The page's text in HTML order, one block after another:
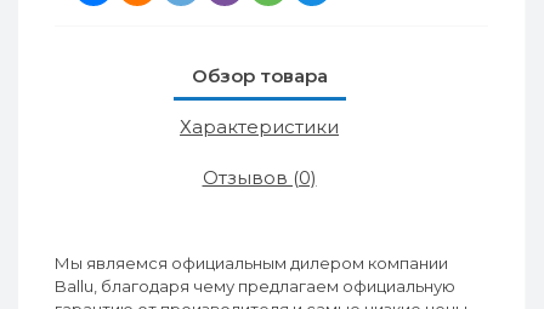
Обзор товара
Характеристики
Отзывов (0)
Мы являемся официальным дилером компании
Ballu, благодаря чему предлагаем официальную